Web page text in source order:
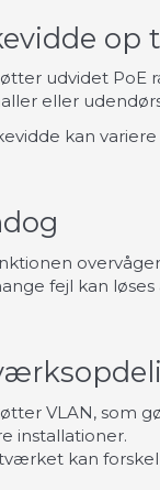
op
udvidet PoE
eller
kan
fejl kan
VLAN, som
installationer.
kan